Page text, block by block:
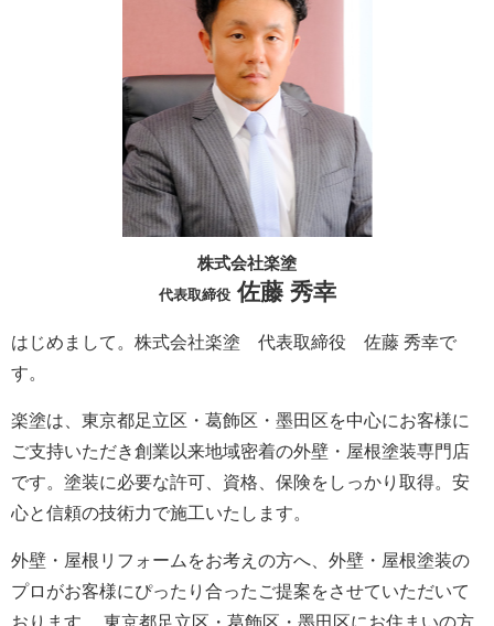
株式会社楽塗
代表取締役佐藤 秀幸
はじめまして。株式会社楽塗 代表取締役 佐藤 秀幸で
す。
楽塗は、東京都足立区・葛飾区・墨田区を中心にお客様に
ご支持いただき創業以来地域密着の外壁・屋根塗装専門店
です。塗装に必要な許可、資格、保険をしっかり取得。安
心と信頼の技術力で施工いたします。
外壁・屋根リフォームをお考えの方へ、外壁・屋根塗装の
プロがお客様にぴったり合ったご提案をさせていただいて
おります。 東京都足立区・葛飾区・墨田区にお住まいの方